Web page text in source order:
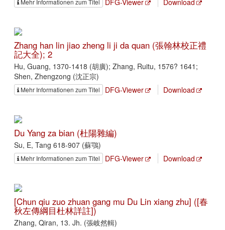
Zhang han lin jiao zheng li ji da quan (張翰林校正禮
記大全); 2
Hu, Guang, 1370-1418 (胡廣); Zhang, Ruitu, 1576? 1641;
Shen, Zhengzong (沈正宗)
Mehr Informationen zum Titel DFG-Viewer Download
Du Yang za bian (杜陽雜編)
Su, E, Tang 618-907 (蘇鶚)
Mehr Informationen zum Titel DFG-Viewer Download
[Chun qiu zuo zhuan gang mu Du Lin xiang zhu] ([春
秋左傳綱目杜林詳註])
Zhang, Qiran, 13. Jh. (張岐然輯)